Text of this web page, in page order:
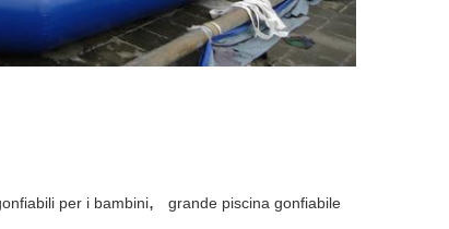
per i bambini, grande piscina gonfiabile